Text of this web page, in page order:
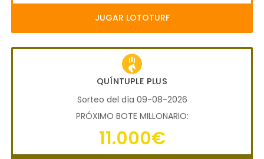
JUGAR LOTOTURF
QUÍNTUPLE PLUS
Sorteo del día 09-08-2026
PRÓXIMO BOTE MILLONARIO:
11.000€